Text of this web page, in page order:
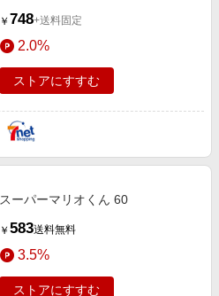
￥ 748+送料固定
2.0%
ストアにすすむ
スーパーマリオくん 60
￥ 583送料無料
3.5%
ストアにすすむ